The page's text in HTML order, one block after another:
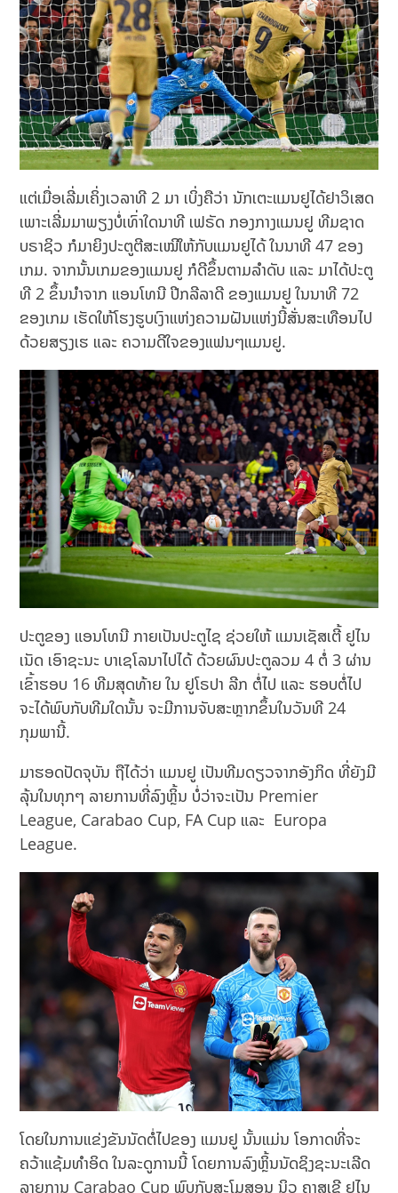
ແຕ່ເມື່ອເລີ່ມເຄິ່ງເວລາທີ 2 ມາ ເບິ່ງຄືວ່າ ນັກເຕະແມນຢູໄດ້ຢາວິເສດ
ເພາະເລີ່ມມາພຽງບໍ່ເທົ່າໃດນາທີ ເຟຣັດ ກອງກາງແມນຢູ ທີມຊາດ
ບຣາຊິວ ກໍມາຍິງປະຕູຕີສະເໝີໃຫ້ກັບແມນຢູໄດ້ ໃນນາທີ 47 ຂອງ
ເກມ. ຈາກນັ້ນເກມຂອງແມນຢູ ກໍດີຂຶ້ນຕາມລຳດັບ ແລະ ມາໄດ້ປະຕູ
ທີ 2 ຂຶ້ນນຳຈາກ ແອນໂທນີ ປີກລີລາດີ ຂອງແມນຢູ ໃນນາທີ 72
ຂອງເກມ ເຮັດໃຫ້ໂຮງຮູບເງົາແຫ່ງຄວາມຝັນແຫ່ງນີ້ສັ່ນສະເທືອນໄປ
ດ້ວຍສຽງເຮ ແລະ ຄວາມດີໃຈຂອງແຟນໆແມນຢູ.
ປະຕູຂອງ ແອນໂທນີ ກາຍເປັນປະຕູໄຊ ຊ່ວຍໃຫ້ ແມນເຊັສເຕີ້ ຢູໄນ
ເນັດ ເອົາຊະນະ ບາເຊໂລນາໄປໄດ້ ດ້ວຍຜົນປະຕູລວມ 4 ຕໍ່ 3 ຜ່ານ
ເຂົ້າຮອບ 16 ທີມສຸດທ້າຍ ໃນ ຢູໂຣປາ ລີກ ຕໍ່ໄປ ແລະ ຮອບຕໍ່ໄປ
ຈະໄດ້ພົບກັບທີມໃດນັ້ນ ຈະມີການຈັບສະຫຼາກຂຶ້ນໃນວັນທີ 24
ກຸມພານີ້.
ມາຮອດປັດຈຸບັນ ຖືໄດ້ວ່າ ແມນຢູ ເປັນທີມດຽວຈາກອັງກິດ ທີ່ຍັງມີ
ລຸ້ນໃນທຸກໆ ລາຍການທີ່ລົງຫຼິ້ນ ບໍ່ວ່າຈະເປັນ Premier
League, Carabao Cup, FA Cup ແລະ Europa
League.
ໂດຍໃນການແຂ່ງຂັນນັດຕໍ່ໄປຂອງ ແມນຢູ ນັ້ນແມ່ນ ໂອກາດທີ່ຈະ
ຄວ້າແຊ້ມທຳອິດ ໃນລະດູການນີ້ ໂດຍການລົງຫຼິ້ນນັດຊິງຊະນະເລີດ
ລາຍການ Carabao Cup ພົບກັບສະໂມສອນ ນິວ ຄາສເຊີ ຢູໄນ